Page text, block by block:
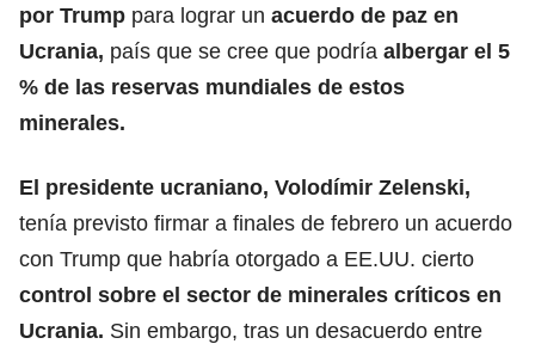
por Trump para lograr un acuerdo de paz en
Ucrania, país que se cree que podría albergar el 5
% de las reservas mundiales de estos
minerales.
El presidente ucraniano, Volodímir Zelenski,
tenía previsto firmar a finales de febrero un acuerdo
con Trump que habría otorgado a EE.UU. cierto
control sobre el sector de minerales críticos en
Ucrania. Sin embargo, tras un desacuerdo entre